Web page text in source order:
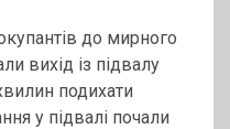
до мирного
вихід із підвалу
подихати
у підвалі почали